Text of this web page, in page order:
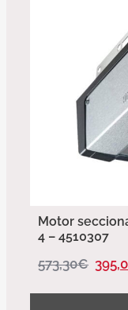
Motor
4 – 4510307
573,30€